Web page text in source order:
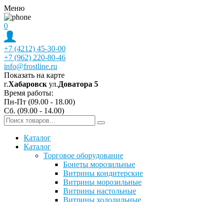
Меню
0
+7 (4212) 45-30-00
+7 (962) 220-80-46
info@frostline.ru
Показать на карте
г.Хабаровск ул.Доватора 5
Время работы:
Пн-Пт (09.00 - 18.00)
Сб. (09.00 - 14.00)
Каталог
Каталог
Торговое оборудование
Бонеты морозильные
Витрины кондитерские
Витрины морозильные
Витрины настольные
Витрины холодильные